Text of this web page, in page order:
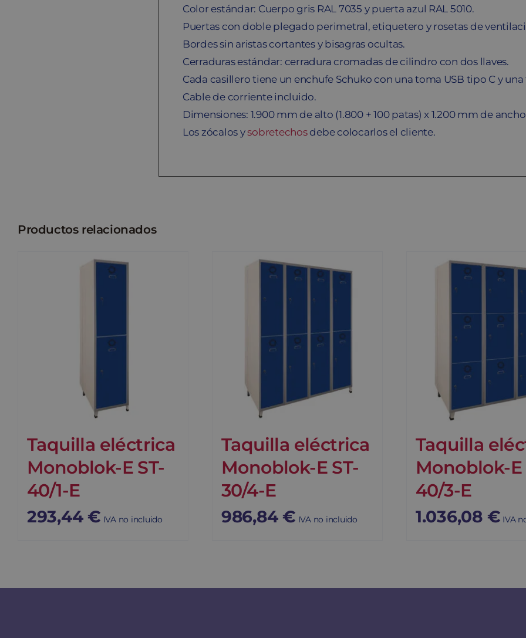
Color estándar: Cuerpo gris RAL 7035 y puerta azul RAL 5010.
Puertas con doble plegado perimetral, etiquetero y rosetas de
Bordes sin aristas cortantes y bisagras ocultas.
Cerraduras estándar: cerradura cromadas de cilindro con dos llaves.
Cada casillero tiene un enchufe Schuko con una toma USB tipo C y
Cable de corriente incluido.
Dimensiones: 1.900 mm de alto (1.800 + 100 patas) x 1.200 mm de
Los zócalos ysobretechosdebe colocarlos el cliente.
Productos relacionados
Taquilla eléctrica
Monoblok-E ST-
40/1-E
293,44 € IVA no incluido
Taquilla eléctrica
Monoblok-E ST-
30/4-E
986,84 € IVA no incluido
Taquilla
Monoblok-E
40/3-E
1.036,08 € IVA